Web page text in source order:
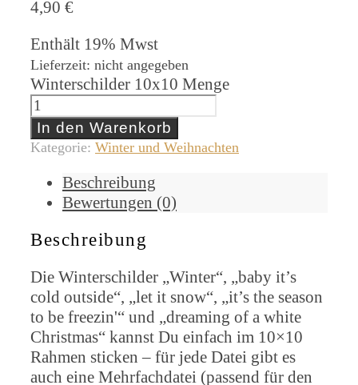
4,90 €
Enthält 19% Mwst
Lieferzeit: nicht angegeben
Winterschilder 10x10 Menge
In den Warenkorb
Kategorie: Winter und Weihnachten
Beschreibung
Bewertungen (0)
Beschreibung
Die Winterschilder „Winter“, „baby it’s
cold outside“, „let it snow“, „it’s the season
to be freezin'“ und „dreaming of a white
Christmas“ kannst Du einfach im 10×10
Rahmen sticken – für jede Datei gibt es
auch eine Mehrfachdatei (passend für den